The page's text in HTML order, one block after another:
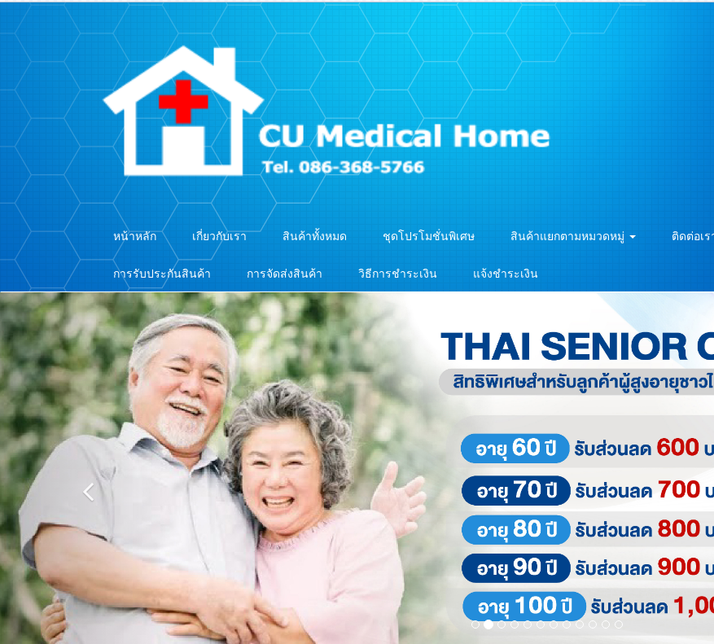
หน้าหลัก เกี่ยวกับเรา สินค้าทั้งหมด ชุดโปรโมชั่นพิเศษ สินค้าแยกตามหมวดหมู่ ติดต่อเร
การรับประกันสินค้า การจัดส่งสินค้า วิธีการชำระเงิน แจ้งชำระเงิน